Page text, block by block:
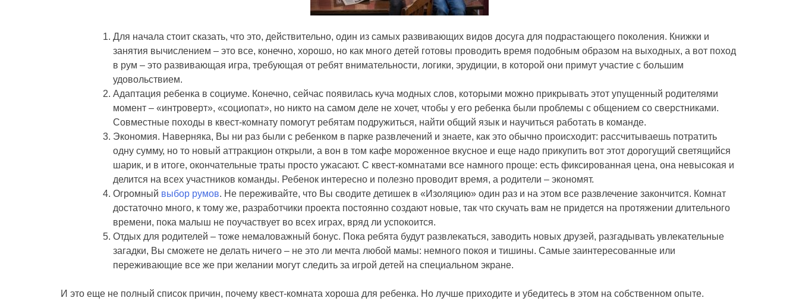
Для начала стоит сказать, что это, действительно, один из самых развивающих видов досуга для подрастающего поколения. Книжки и
занятия вычислением – это все, конечно, хорошо, но как много детей готовы проводить время подобным образом на выходных, а вот поход
в рум – это развивающая игра, требующая от ребят внимательности, логики, эрудиции, в которой они примут участие с большим
удовольствием.
Адаптация ребенка в социуме. Конечно, сейчас появилась куча модных слов, которыми можно прикрывать этот упущенный родителями
момент – «интроверт», «социопат», но никто на самом деле не хочет, чтобы у его ребенка были проблемы с общением со сверстниками.
Совместные походы в квест-комнату помогут ребятам подружиться, найти общий язык и научиться работать в команде.
Экономия. Наверняка, Вы ни раз были с ребенком в парке развлечений и знаете, как это обычно происходит: рассчитываешь потратить
одну сумму, но то новый аттракцион открыли, а вон в том кафе мороженное вкусное и еще надо прикупить вот этот дорогущий светящийся
шарик, и в итоге, окончательные траты просто ужасают. С квест-комнатами все намного проще: есть фиксированная цена, она невысокая и
делится на всех участников команды. Ребенок интересно и полезно проводит время, а родители – экономят.
Огромный выбор румов. Не переживайте, что Вы сводите детишек в «Изоляцию» один раз и на этом все развлечение закончится. Комнат
достаточно много, к тому же, разработчики проекта постоянно создают новые, так что скучать вам не придется на протяжении длительного
времени, пока малыш не поучаствует во всех играх, вряд ли успокоится.
Отдых для родителей – тоже немаловажный бонус. Пока ребята будут развлекаться, заводить новых друзей, разгадывать увлекательные
загадки, Вы сможете не делать ничего – не это ли мечта любой мамы: немного покоя и тишины. Самые заинтересованные или
переживающие все же при желании могут следить за игрой детей на специальном экране.
И это еще не полный список причин, почему квест-комната хороша для ребенка. Но лучше приходите и убедитесь в этом на собственном опыте.